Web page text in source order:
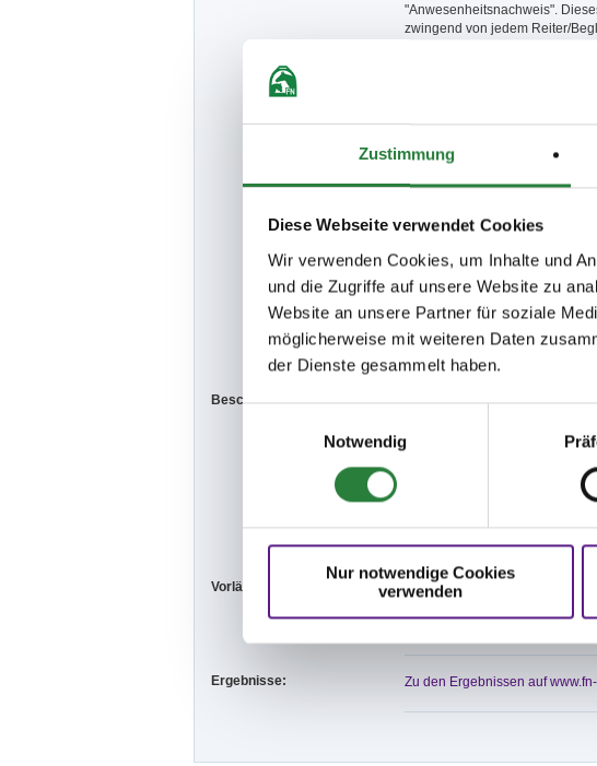
Zustimmung
Diese Webseite verwendet Cookies
Wir verwenden Cookies, um Inhalte und
und die Zugriffe auf unsere Website zu
Website an unsere Partner für soziale
möglicherweise mit weiteren Daten
der Dienste gesammelt haben.
Notwendig
Nur notwendige Cookies
verwenden
"Anwesenheitsnachweis".
zwingend von jedem Reiter/
Pferdepfleger sind (siehe b.),
d) Reiter und Pferdepfleger
f) Anreise: Den Anweisungen
Zuwiderhandlungen erfolgt
g)Zutritt zum
die für eine Infektion mit dem
Nach der Springprüfung haben
Richtung Parkplatz zu
gestattet. Das Betreten der
Beschaffenheit der Plätze: Alle Plätze sind mit Ebbe-Flut-
Turnierplatz: 72x95 m
Abreiteplatz 1 (Halle): 20x60 m
Vorläufige Zeitenteilung:
Sa. vorm.: 7,8,9; nachm.: 3,6
Ergebnisse: Zu den Ergebnissen auf